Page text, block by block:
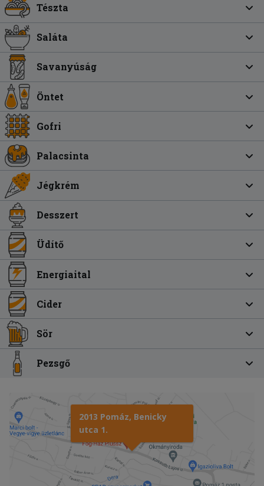
Tészta
Saláta
Savanyúság
Öntet
Gofri
Palacsinta
Jégkrém
Desszert
Üdítő
Energiaital
Cider
Sör
Pezsgő
2013 Pomáz, Benicky
utca 1.